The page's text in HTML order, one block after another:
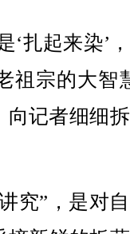
扎起来染’
祖宗的大智
向记者细细
”，是对